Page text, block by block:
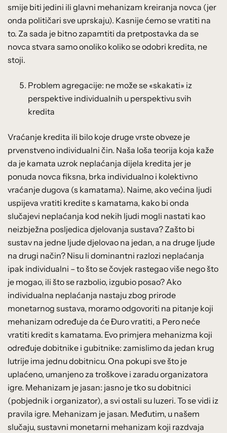
smije biti jedini ili glavni mehanizam kreiranja novca (jer
onda političari sve uprskaju). Kasnije ćemo se vratiti na
to. Za sada je bitno zapamtiti da pretpostavka da se
novca stvara samo onoliko koliko se odobri kredita, ne
stoji.
Problem agregacije: ne može se «skakati» iz
perspektive individualnih u perspektivu svih
kredita
Vraćanje kredita ili bilo koje druge vrste obveze je
prvenstveno individualni čin. Naša loša teorija koja kaže
da je kamata uzrok neplaćanja dijela kredita jer je
ponuda novca fiksna, brka individualno i kolektivno
vraćanje dugova (s kamatama). Naime, ako većina ljudi
uspijeva vratiti kredite s kamatama, kako bi onda
slučajevi neplaćanja kod nekih ljudi mogli nastati kao
neizbježna posljedica djelovanja sustava? Zašto bi
sustav na jedne ljude djelovao na jedan, a na druge ljude
na drugi način? Nisu li dominantni razlozi neplaćanja
ipak individualni – to što se čovjek rastegao više nego što
je mogao, ili što se razbolio, izgubio posao? Ako
individualna neplaćanja nastaju zbog prirode
monetarnog sustava, moramo odgovoriti na pitanje koji
mehanizam određuje da će Đuro vratiti, a Pero neće
vratiti kredit s kamatama. Evo primjera mehanizma koji
određuje dobitnike i gubitnike: zamislimo da jedan krug
lutrije ima jednu dobitnicu. Ona pokupi sve što je
uplaćeno, umanjeno za troškove i zaradu organizatora
igre. Mehanizam je jasan: jasno je tko su dobitnici
(pobjednik i organizator), a svi ostali su luzeri. To se vidi iz
pravila igre. Mehanizam je jasan. Međutim, u našem
slučaju, sustavni monetarni mehanizam koji razdvaja